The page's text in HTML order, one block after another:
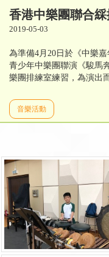
香港中樂團聯合綵
2019-05-03
為準備4月20日於《中樂
青少年中樂團聯演《駿馬
樂團排練室練習，為演出
音樂活動